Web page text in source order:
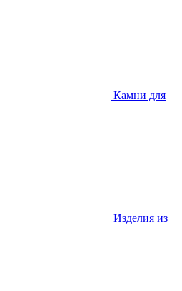
Камни для
Изделия из